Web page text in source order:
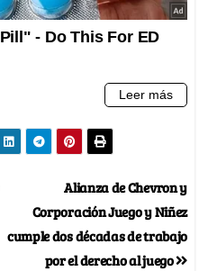
Alianza de Chevron y
Corporación Juego y Niñez
cumple dos décadas de trabajo
por el derecho al juego